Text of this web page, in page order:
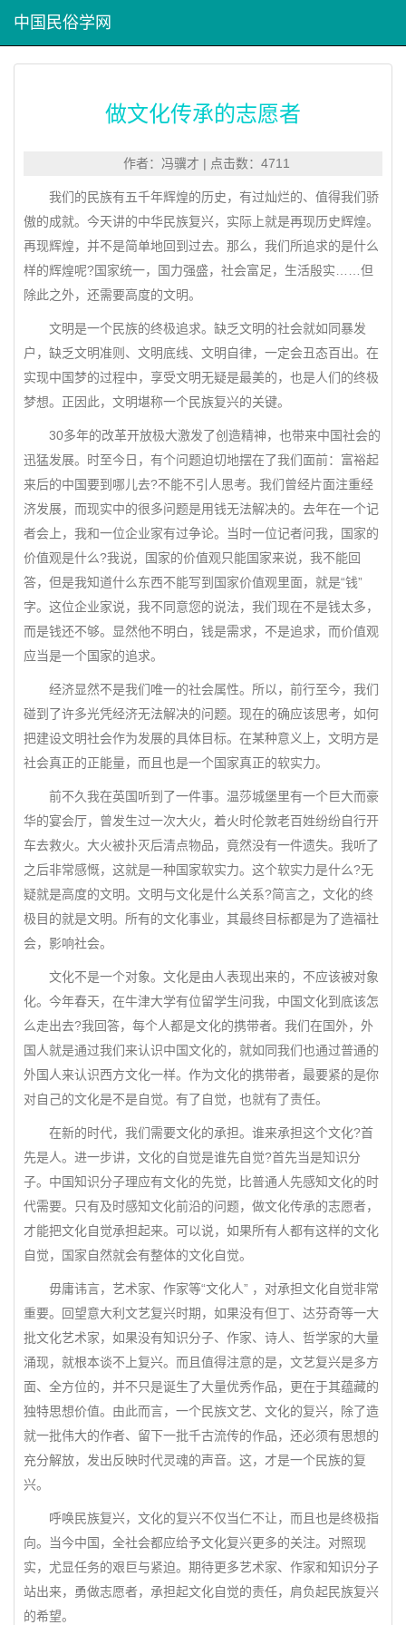
中国民俗学网
做文化传承的志愿者
作者：冯骥才 | 点击数：4711
我们的民族有五千年辉煌的历史，有过灿烂的、值得我们骄
傲的成就。今天讲的中华民族复兴，实际上就是再现历史辉煌。
再现辉煌，并不是简单地回到过去。那么，我们所追求的是什么
样的辉煌呢?国家统一，国力强盛，社会富足，生活殷实……但
除此之外，还需要高度的文明。
文明是一个民族的终极追求。缺乏文明的社会就如同暴发
户，缺乏文明准则、文明底线、文明自律，一定会丑态百出。在
实现中国梦的过程中，享受文明无疑是最美的，也是人们的终极
梦想。正因此，文明堪称一个民族复兴的关键。
30多年的改革开放极大激发了创造精神，也带来中国社会的
迅猛发展。时至今日，有个问题迫切地摆在了我们面前：富裕起
来后的中国要到哪儿去?不能不引人思考。我们曾经片面注重经
济发展，而现实中的很多问题是用钱无法解决的。去年在一个记
者会上，我和一位企业家有过争论。当时一位记者问我，国家的
价值观是什么?我说，国家的价值观只能国家来说，我不能回
答，但是我知道什么东西不能写到国家价值观里面，就是“钱”
字。这位企业家说，我不同意您的说法，我们现在不是钱太多，
而是钱还不够。显然他不明白，钱是需求，不是追求，而价值观
应当是一个国家的追求。
经济显然不是我们唯一的社会属性。所以，前行至今，我们
碰到了许多光凭经济无法解决的问题。现在的确应该思考，如何
把建设文明社会作为发展的具体目标。在某种意义上，文明方是
社会真正的正能量，而且也是一个国家真正的软实力。
前不久我在英国听到了一件事。温莎城堡里有一个巨大而豪
华的宴会厅，曾发生过一次大火，着火时伦敦老百姓纷纷自行开
车去救火。大火被扑灭后清点物品，竟然没有一件遗失。我听了
之后非常感慨，这就是一种国家软实力。这个软实力是什么?无
疑就是高度的文明。文明与文化是什么关系?简言之，文化的终
极目的就是文明。所有的文化事业，其最终目标都是为了造福社
会，影响社会。
文化不是一个对象。文化是由人表现出来的，不应该被对象
化。今年春天，在牛津大学有位留学生问我，中国文化到底该怎
么走出去?我回答，每个人都是文化的携带者。我们在国外，外
国人就是通过我们来认识中国文化的，就如同我们也通过普通的
外国人来认识西方文化一样。作为文化的携带者，最要紧的是你
对自己的文化是不是自觉。有了自觉，也就有了责任。
在新的时代，我们需要文化的承担。谁来承担这个文化?首
先是人。进一步讲，文化的自觉是谁先自觉?首先当是知识分
子。中国知识分子理应有文化的先觉，比普通人先感知文化的时
代需要。只有及时感知文化前沿的问题，做文化传承的志愿者，
才能把文化自觉承担起来。可以说，如果所有人都有这样的文化
自觉，国家自然就会有整体的文化自觉。
毋庸讳言，艺术家、作家等“文化人” ，对承担文化自觉非常
重要。回望意大利文艺复兴时期，如果没有但丁、达芬奇等一大
批文化艺术家，如果没有知识分子、作家、诗人、哲学家的大量
涌现，就根本谈不上复兴。而且值得注意的是，文艺复兴是多方
面、全方位的，并不只是诞生了大量优秀作品，更在于其蕴藏的
独特思想价值。由此而言，一个民族文艺、文化的复兴，除了造
就一批伟大的作者、留下一批千古流传的作品，还必须有思想的
充分解放，发出反映时代灵魂的声音。这，才是一个民族的复
兴。
呼唤民族复兴，文化的复兴不仅当仁不让，而且也是终极指
向。当今中国，全社会都应给予文化复兴更多的关注。对照现
实，尤显任务的艰巨与紧迫。期待更多艺术家、作家和知识分子
站出来，勇做志愿者，承担起文化自觉的责任，肩负起民族复兴
的希望。